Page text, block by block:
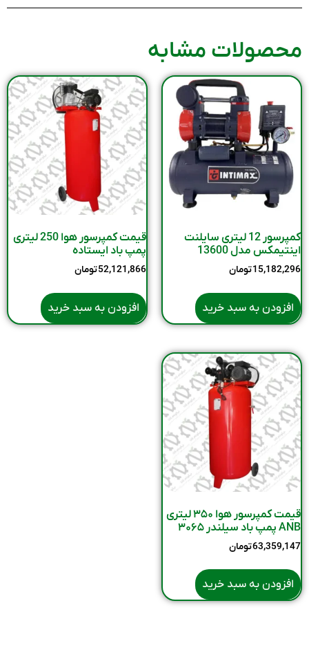
محصولات مشابه
کمپرسور 12 لیتری سایلنت
اینتیمکس مدل 13600
15,182,296تومان
افزودن به سبد خرید
قیمت کمپرسور هوا 250 لیتری
پمپ باد ایستاده
52,121,866تومان
افزودن به سبد خرید
قیمت کمپرسور هوا ۳۵۰ لیتری
ANB پمپ باد سیلندر ۳۰۶۵
63,359,147تومان
افزودن به سبد خرید